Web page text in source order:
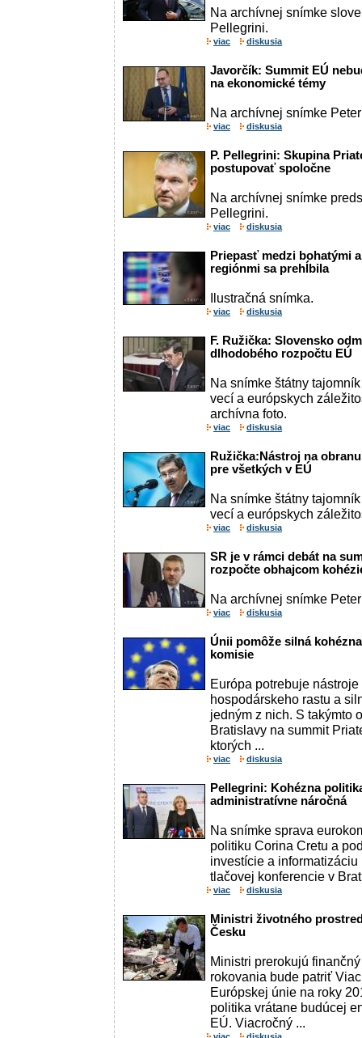
Na archívnej snímke
Pellegrini.
viac diskusia
Javorčík: Summit EÚ
na ekonomické témy
Na archívnej snímke
viac diskusia
P. Pellegrini: Skupina
postupovať spoločne
Na archívnej snímke
Pellegrini.
viac diskusia
Priepasť medzi bohatými
regiónmi sa prehĺbila
Ilustračná snímka.
viac diskusia
F. Ružička: Slovensko
dlhodobého rozpočtu EÚ
Na snímke štátny
vecí a európskych
archívna foto.
viac diskusia
Ružička:Nástroj na
pre všetkých v EÚ
Na snímke štátny
vecí a európskych
viac diskusia
SR je v rámci debát na
rozpočte obhajcom
Na archívnej snímke
viac diskusia
Únii pomôže silná
komisie
Európa potrebuje
hospodárskeho rastu a
jedným z nich. S takýmto
Bratislavy na summit
ktorých ...
viac diskusia
Pellegrini: Kohézna
administratívne náročná
Na snímke sprava
politiku Corina Cretu a
investície a
tlačovej konferencie v
viac diskusia
Ministri životného
Česku
Ministri prerokujú
rokovania bude patriť
Európskej únie na roky
politika vrátane budúcej
EÚ. Viacročný ...